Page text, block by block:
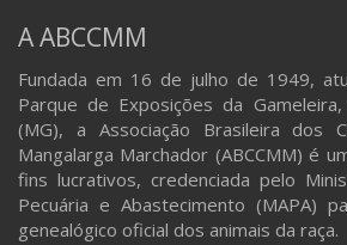
A ABCCMM
Fundada em 16 de julho de 1949,
Parque de Exposições da
(MG), a Associação Brasileira dos
Mangalarga Marchador (ABCCMM) é
fins lucrativos, credenciada pelo
Pecuária e Abastecimento (MAPA)
genealógico oficial dos animais da raça.